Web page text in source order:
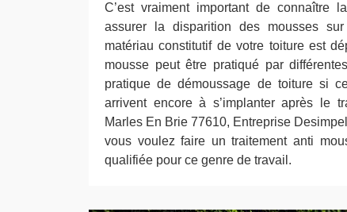
C’est vraiment important de connaître
assurer la disparition des mousses
matériau constitutif de votre toiture est
mousse peut être pratiqué par
pratique de démoussage de toiture si
arrivent encore à s’implanter après le
Marles En Brie 77610, Entreprise
vous voulez faire un traitement anti
qualifiée pour ce genre de travail.